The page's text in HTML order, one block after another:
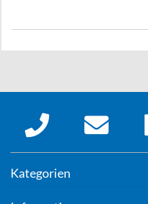
Kategorien